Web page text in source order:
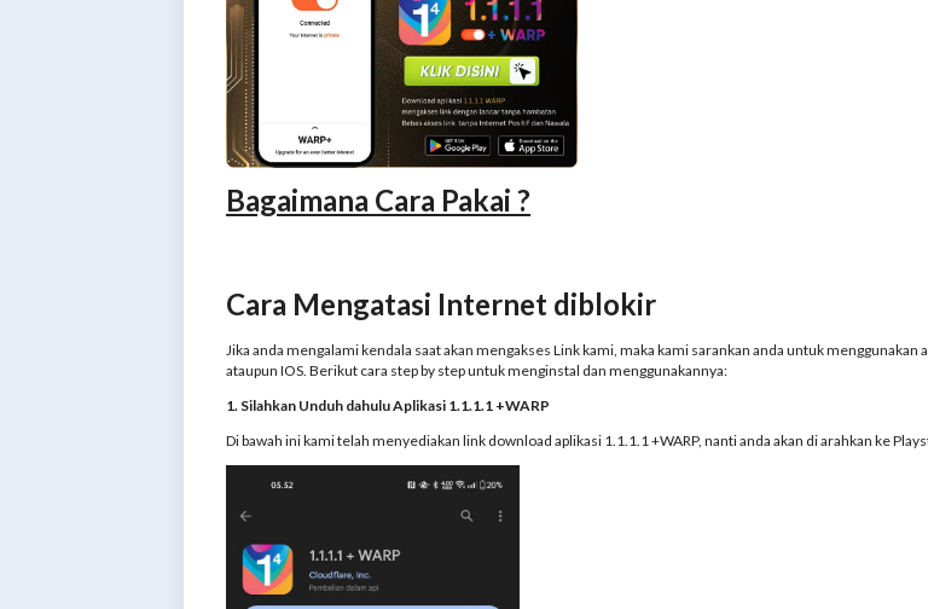
Bagaimana Cara Pakai ?
Cara Mengatasi Internet diblokir
Jika anda mengalami kendala saat akan mengakses Link kami, maka kami sarankan anda untuk
ataupun IOS. Berikut cara step by step untuk menginstal dan menggunakannya:
1. Silahkan Unduh dahulu Aplikasi 1.1.1.1 +WARP
Di bawah ini kami telah menyediakan link download aplikasi 1.1.1.1 +WARP, nanti anda akan di arahkan ke